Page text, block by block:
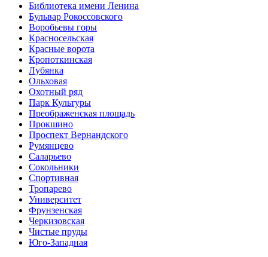
Библиотека имени Ленина
Бульвар Рокоссовского
Воробьевы горы
Красно­сельская
Красные ворота
Кропоткинс­кая
Лубянка
Ольховая
Охотный ряд
Парк Культуры
Преобра­женская площадь
Прокшино
Проспект Вернандского
Румянцево
Саларьево
Сокольники
Спортивная
Тропарево
Университет
Фрунзенская
Черкизовская
Чистые пруды
Юго-Западная